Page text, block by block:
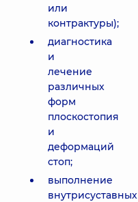
или
контрактуры);
диагностика
и
лечение
различных
форм
плоскостопия
и
деформаций
стоп;
выполнение
внутрисуставных